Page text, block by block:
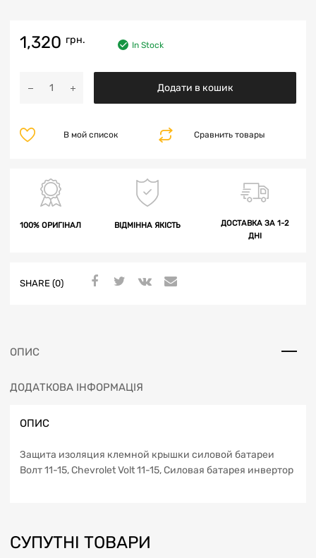
1,320 грн. In Stock
Додати в кошик
Сравнить товары
В мой список
100% ОРИГІНАЛ ВІДМІННА ЯКІСТЬ
ДОСТАВКА ЗА 1-2
ДНІ
SHARE (0)
ОПИС
ДОДАТКОВА ІНФОРМАЦІЯ
ОПИС
Защита изоляция клемной крышки силовой батареи
Волт 11-15, Chevrolet Volt 11-15, Силовая батарея инвертор
СУПУТНІ ТОВАРИ